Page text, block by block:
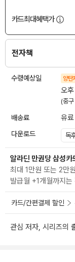
카드최대혜택가
전자책
수령예상일 양탄
오
(중
배송료 유
다운로드 독
알라딘 만권당 삼성
최대 1만원 또는 2만
발급월 +1개월까지
카드/간편결제 할인
관심 저자, 시리즈의